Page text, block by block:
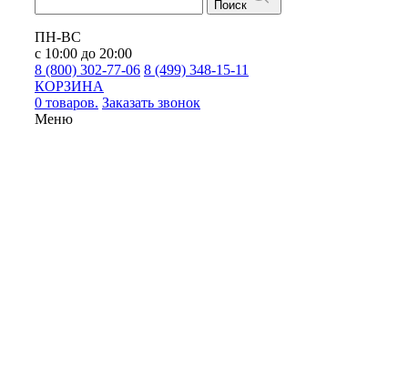
Поиск
ПН-ВС
с 10:00 до 20:00
8 (800) 302-77-06 8 (499) 348-15-11
КОРЗИНА
0 товаров. Заказать звонок
Меню